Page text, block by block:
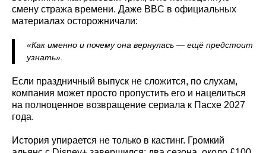
смену стража времени. Даже BBC в официальных
материалах осторожничали:
«Как именно и почему она вернулась — ещё предстоит
узнать».
Если праздничный выпуск не сложится, по слухам,
компания может просто пропустить его и нацелиться
на полноценное возвращение сериала к Пасхе 2027
года.
История упирается не только в кастинг. Громкий